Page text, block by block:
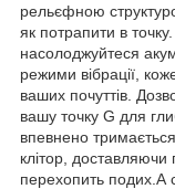
рельєфною
як потрапити в
насолоджуйтеся
режими вібрації,
ваших почуттів.
вашу точку G для
впевнено
клітор, доставляючи
перехопить подих.А